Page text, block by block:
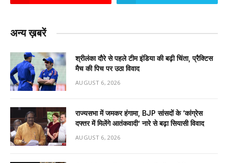
अन्य ख़बरें
श्रीलंका दौरे से पहले टीम इंडिया की बढ़ी चिंता, प्रैक्टिस
मैच की पिच पर उठा विवाद
AUGUST 6, 2026
राज्यसभा में जमकर हंगामा, BJP सांसदों के ‘कांग्रेस
दफ्तर में मिलेंगे आतंकवादी’ नारे से बढ़ा सियासी विवाद
AUGUST 6, 2026